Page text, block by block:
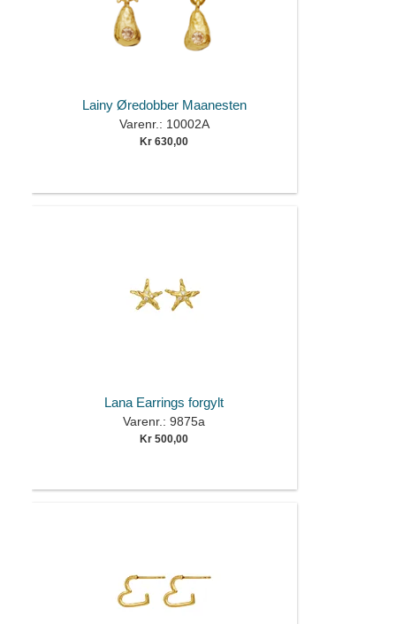
Lainy Øredobber Maanesten
Varenr.: 10002A
Kr 630,00
Lana Earrings forgylt
Varenr.: 9875a
Kr 500,00